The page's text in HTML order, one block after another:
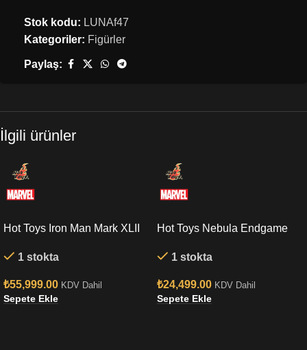
Stok kodu: LUNAf47
Kategoriler: Figürler
Paylaş:
İlgili ürünler
Hot Toys Iron Man Mark XLII
Scale Figure
1 stokta
₺55,999.00 KDV Dahil
Sepete Ekle
Hot Toys Nebula Endgame
1 stokta
₺24,499.00 KDV Dahil
Sepete Ekle